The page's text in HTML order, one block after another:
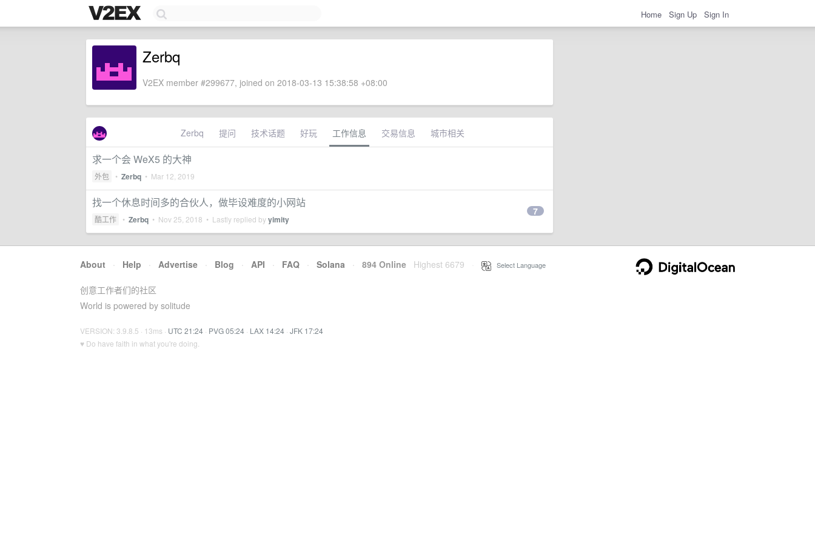
Home Sign Up Sign In
Zerbq
V2EX member #299677, joined on 2018-03-13 15:38:58 +08:00
Zerbq 提问 技术话题 好玩 工作信息 交易信息 城市相关
求一个会 WeX5 的大神
外包 • Zerbq • Mar 12, 2019
找一个休息时间多的合伙人，做毕设难度的小网站
酷工作 • Zerbq • Nov 25, 2018 • Lastly replied byyimity
7
About · Help · Advertise · Blog · API · FAQ · Solana · 894 Online Highest 6679 Select Language
创意工作者们的社区
World is powered by solitude
VERSION: 3.9.8.5 · 13ms · UTC 21:24 · PVG 05:24 · LAX 14:24 · JFK 17:24
♥ Do have faith in what you're doing.